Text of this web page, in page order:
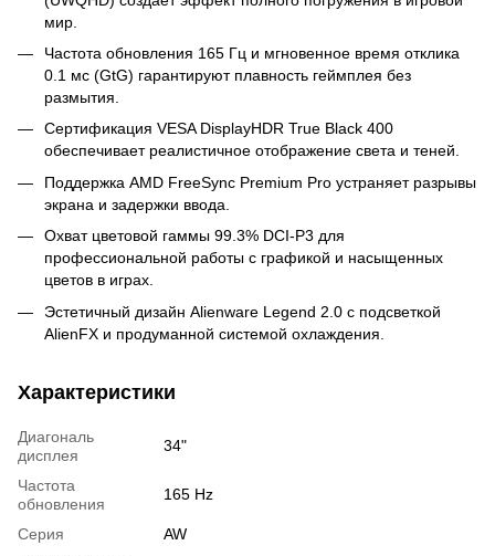
мир.
Частота обновления 165 Гц и мгновенное время отклика
0.1 мс (GtG) гарантируют плавность геймплея без
размытия.
Сертификация VESA DisplayHDR True Black 400
обеспечивает реалистичное отображение света и теней.
Поддержка AMD FreeSync Premium Pro устраняет разрывы
экрана и задержки ввода.
Охват цветовой гаммы 99.3% DCI-P3 для
профессиональной работы с графикой и насыщенных
цветов в играх.
Эстетичный дизайн Alienware Legend 2.0 с подсветкой
AlienFX и продуманной системой охлаждения.
Характеристики
Диагональ
дисплея
34"
Частота
обновления
165 Hz
Серия
AW